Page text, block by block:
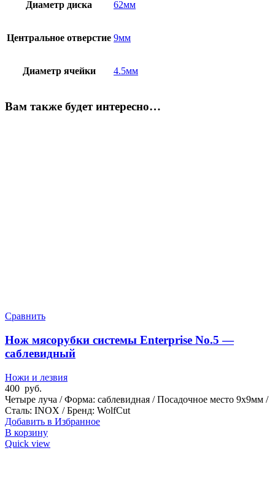
Диаметр диска 62мм
Центральное отверстие 9мм
Диаметр ячейки 4.5мм
Вам также будет интересно…
Сравнить
Нож мясорубки системы Enterprise No.5 —
саблевидный
Ножи и лезвия
400 руб.
Четыре луча / Форма: саблевидная / Посадочное место 9x9мм /
Сталь: INOX / Бренд: WolfCut
Добавить в Избранное
В корзину
Quick view